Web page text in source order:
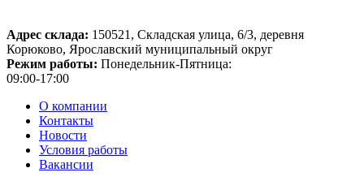
Адрес склада: 150521, Складская улица, 6/3, деревня
Корюково, Ярославский муниципальный округ
Режим работы: Понедельник-Пятница:
09:00-17:00
О компании
Контакты
Новости
Условия работы
Вакансии